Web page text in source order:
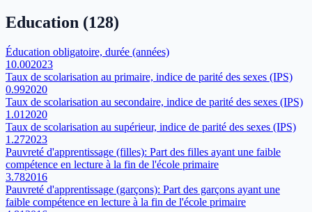
Education (128)
Éducation obligatoire, durée (années)
10.002023
Taux de scolarisation au primaire, indice de parité des sexes (IPS)
0.992020
Taux de scolarisation au secondaire, indice de parité des sexes (IPS)
1.01 2020
Taux de scolarisation au supérieur, indice de parité des sexes (IPS)
1.272023
Pauvreté d'apprentissage (filles): Part des filles ayant une faible
compétence en lecture à la fin de l'école primaire
3.782016
Pauvreté d'apprentissage (garçons): Part des garçons ayant une
faible compétence en lecture à la fin de l'école primaire